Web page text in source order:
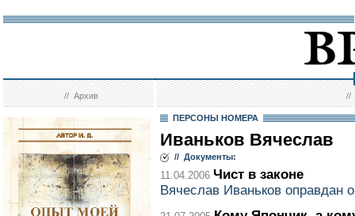
//Архив //
ПЕРСОНЫ НОМЕРА
Иваньков Вячеслав
// Документы:
11.04.2006 Чист в законе
Вячеслав Иваньков оправдан